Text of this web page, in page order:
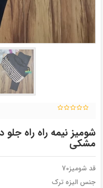
شومیز نیمه راه راه جلو
مشکی
قد شومیز70
جنس الیزه ترک